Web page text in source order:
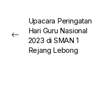
Post
navigation
Previous
Upacara Peringatan
Hari Guru Nasional
2023 di SMAN 1
Rejang Lebong